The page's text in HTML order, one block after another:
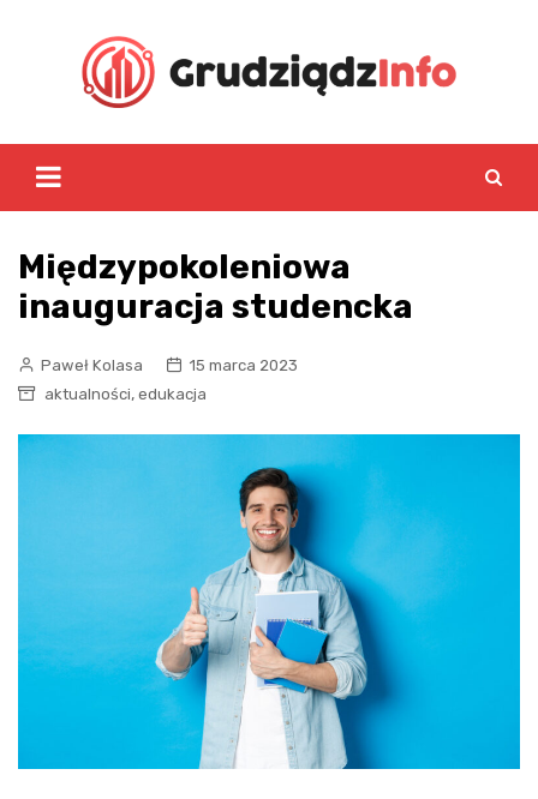
Międzypokoleniowa
inauguracja studencka
Paweł Kolasa
15 marca 2023
aktualności, edukacja